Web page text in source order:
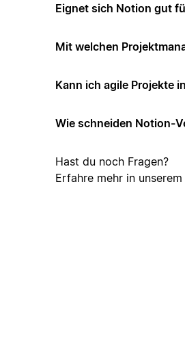
Eignet sich Notion gut
Mit welchen
Kann ich agile Projekte
Wie schneiden Notion-
Hast du noch Fragen?
Erfahre mehr in unserem